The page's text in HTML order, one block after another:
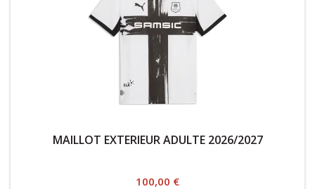
MAILLOT EXTERIEUR ADULTE 2026/2027
Prix
100,00 €